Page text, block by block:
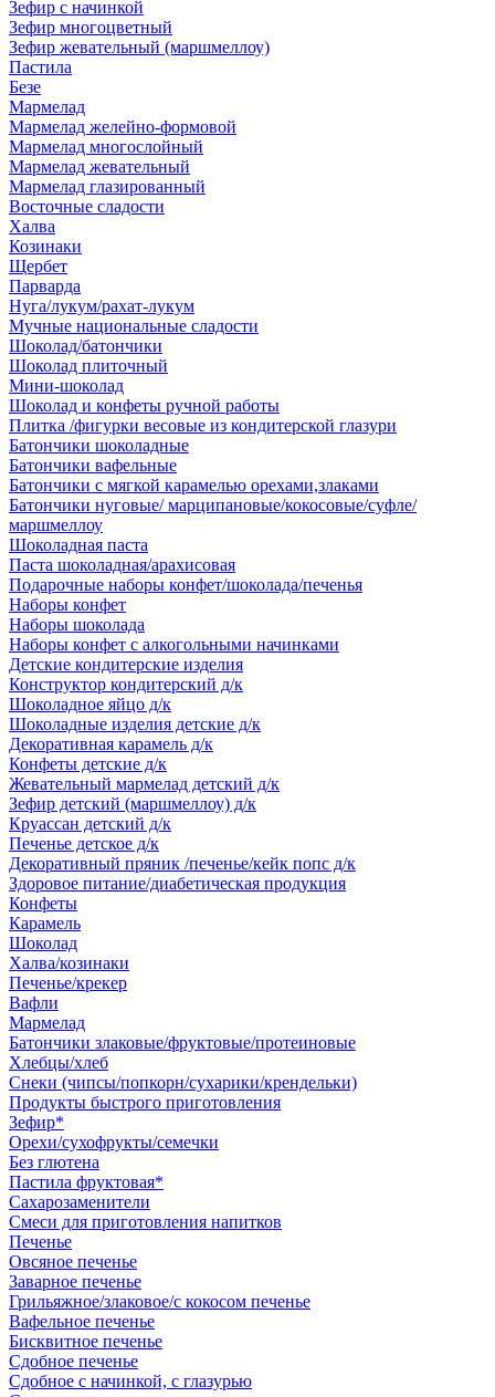
Зефир с начинкой
Зефир многоцветный
Зефир жевательный (маршмеллоу)
Пастила
Безе
Мармелад
Мармелад желейно-формовой
Мармелад многослойный
Мармелад жевательный
Мармелад глазированный
Восточные сладости
Халва
Козинаки
Щербет
Парварда
Нуга/лукум/рахат-лукум
Мучные национальные сладости
Шоколад/батончики
Шоколад плиточный
Мини-шоколад
Шоколад и конфеты ручной работы
Плитка /фигурки весовые из кондитерской глазури
Батончики шоколадные
Батончики вафельные
Батончики с мягкой карамелью орехами,злаками
Батончики нуговые/ марципановые/кокосовые/суфле/
маршмеллоу
Шоколадная паста
Паста шоколадная/арахисовая
Подарочные наборы конфет/шоколада/печенья
Наборы конфет
Наборы шоколада
Наборы конфет с алкогольными начинками
Детские кондитерские изделия
Конструктор кондитерский д/к
Шоколадное яйцо д/к
Шоколадные изделия детские д/к
Декоративная карамель д/к
Конфеты детские д/к
Жевательный мармелад детский д/к
Зефир детский (маршмеллоу) д/к
Круассан детский д/к
Печенье детское д/к
Декоративный пряник /печенье/кейк попс д/к
Здоровое питание/диабетическая продукция
Конфеты
Карамель
Шоколад
Халва/козинаки
Печенье/крекер
Вафли
Мармелад
Батончики злаковые/фруктовые/протеиновые
Хлебцы/хлеб
Снеки (чипсы/попкорн/сухарики/крендельки)
Продукты быстрого приготовления
Зефир*
Орехи/сухофрукты/семечки
Без глютена
Пастила фруктовая*
Сахарозаменители
Смеси для приготовления напитков
Печенье
Овсяное печенье
Заварное печенье
Грильяжное/злаковое/с кокосом печенье
Вафельное печенье
Бисквитное печенье
Сдобное печенье
Сдобное с начинкой, с глазурью